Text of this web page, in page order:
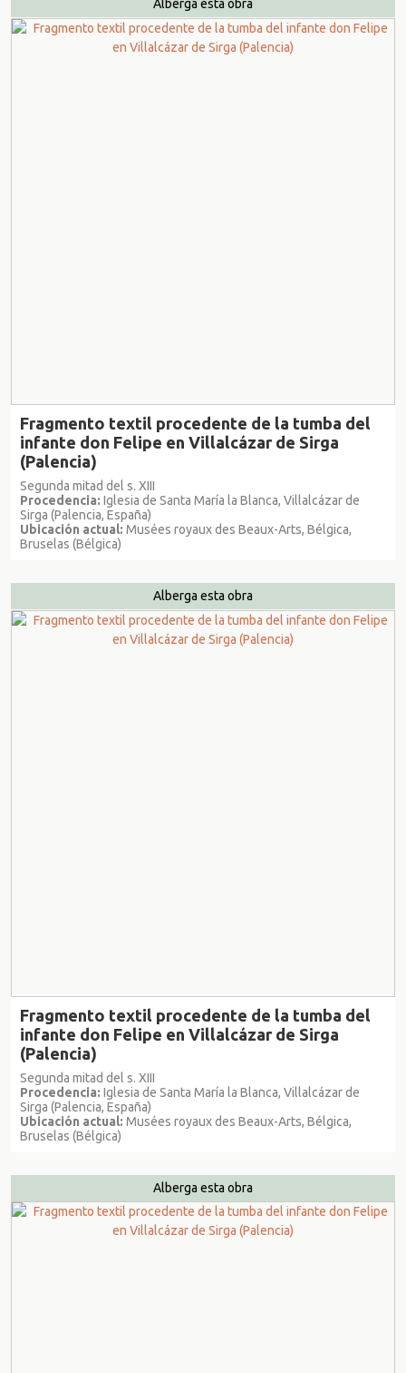
Alberga esta obra
Fragmento textil procedente de la tumba del
infante don Felipe en Villalcázar de Sirga
(Palencia)
Segunda mitad del s. XIII
Procedencia: Iglesia de Santa María la Blanca, Villalcázar de
Sirga (Palencia, España)
Ubicación actual: Musées royaux des Beaux-Arts, Bélgica,
Bruselas (Bélgica)
Alberga esta obra
Fragmento textil procedente de la tumba del
infante don Felipe en Villalcázar de Sirga
(Palencia)
Segunda mitad del s. XIII
Procedencia: Iglesia de Santa María la Blanca, Villalcázar de
Sirga (Palencia, España)
Ubicación actual: Musées royaux des Beaux-Arts, Bélgica,
Bruselas (Bélgica)
Alberga esta obra